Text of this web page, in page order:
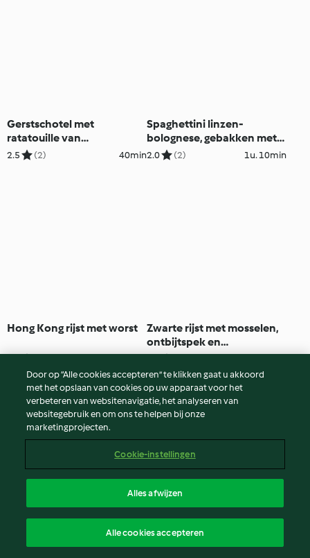
Gerstschotel met
ratatouille van
zomergroenten
2.5 (2) 40min
Spaghettini linzen-
bolognese, gebakken met
salami
2.0 (2) 1u. 10min
Hong Kong rijst met worst
Zwarte rijst met mosselen,
ontbijtspek en
kerstomaten
eekhoorntjesbrood
Romige Pasta Risottata met
Pompoen, Scamorza en
Door op “Alle cookies accepteren” te klikken gaat u akkoord
met het opslaan van cookies op uw apparaat voor het
verbeteren van websitenavigatie, het analyseren van
websitegebruik en om ons te helpen bij onze
marketingprojecten.
Cookie-instellingen
Alles afwijzen
Alle cookies accepteren